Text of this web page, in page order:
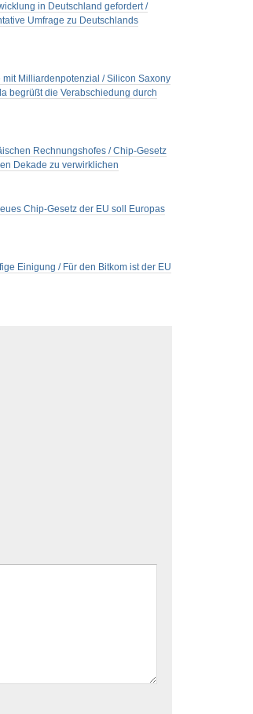
in Deutschland gefordert /
Umfrage zu Deutschlands
Milliardenpotenzial / Silicon Saxony
begrüßt die Verabschiedung durch
Rechnungshofes / Chip-Gesetz
Dekade zu verwirklichen
Chip-Gesetz der EU soll Europas
Einigung / Für den Bitkom ist der EU